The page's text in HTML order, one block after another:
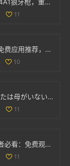
护卫CFM4A1狼牙枪，重踏红色警戒与传奇之旅
11
全新看片免费应用推荐，畅享海量高清影视资源
10
了解“あなたは母がいない”的深层含义与情感解析
11
泰剧爱好者必看：免费观看热门经典电视剧推荐大全
11